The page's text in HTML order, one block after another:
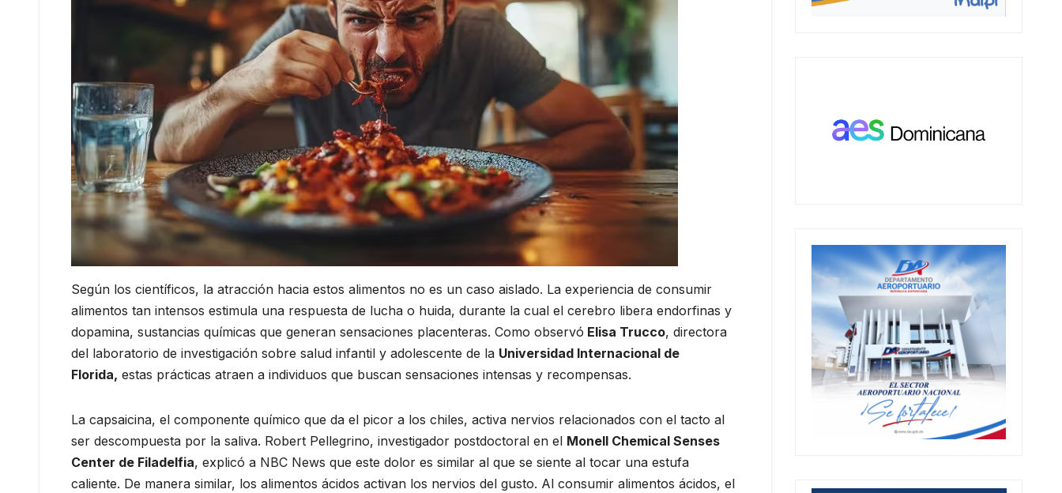
Según los científicos, la atracción hacia estos alimentos no es un caso aislado. La experiencia de consumir
alimentos tan intensos estimula una respuesta de lucha o huida, durante la cual el cerebro libera endorfinas y
dopamina, sustancias químicas que generan sensaciones placenteras. Como observó Elisa Trucco, directora
del laboratorio de investigación sobre salud infantil y adolescente de la Universidad Internacional de
Florida, estas prácticas atraen a individuos que buscan sensaciones intensas y recompensas.
La capsaicina, el componente químico que da el picor a los chiles, activa nervios relacionados con el tacto al
ser descompuesta por la saliva. Robert Pellegrino, investigador postdoctoral en el Monell Chemical Senses
Center de Filadelfia, explicó a NBC News que este dolor es similar al que se siente al tocar una estufa
caliente. De manera similar, los alimentos ácidos activan los nervios del gusto. Al consumir alimentos ácidos, el